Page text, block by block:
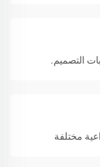
التصميم.
مختلفة